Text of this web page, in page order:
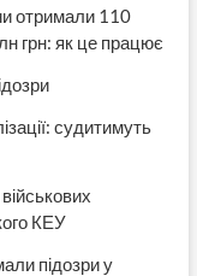
отримали 110
грн: як це працює
судитимуть
КЕУ
підозри у